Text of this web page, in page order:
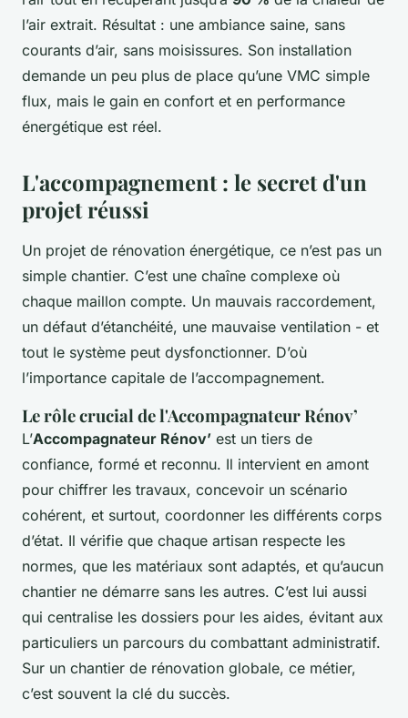
l’air extrait. Résultat : une ambiance saine, sans
courants d’air, sans moisissures. Son installation
demande un peu plus de place qu’une VMC simple
flux, mais le gain en confort et en performance
énergétique est réel.
L'accompagnement : le secret d'un
projet réussi
Un projet de rénovation énergétique, ce n’est pas un
simple chantier. C’est une chaîne complexe où
chaque maillon compte. Un mauvais raccordement,
un défaut d’étanchéité, une mauvaise ventilation - et
tout le système peut dysfonctionner. D’où
l’importance capitale de l’accompagnement.
Le rôle crucial de l'Accompagnateur Rénov’
L’Accompagnateur Rénov’ est un tiers de
confiance, formé et reconnu. Il intervient en amont
pour chiffrer les travaux, concevoir un scénario
cohérent, et surtout, coordonner les différents corps
d’état. Il vérifie que chaque artisan respecte les
normes, que les matériaux sont adaptés, et qu’aucun
chantier ne démarre sans les autres. C’est lui aussi
qui centralise les dossiers pour les aides, évitant aux
particuliers un parcours du combattant administratif.
Sur un chantier de rénovation globale, ce métier,
c’est souvent la clé du succès.